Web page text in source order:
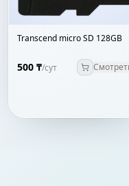
Transcend micro SD 128GB
500 ₸/сут